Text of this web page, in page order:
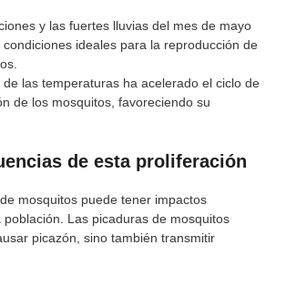
y las fuertes lluvias del mes de mayo
condiciones ideales para la reproducción de
de las temperaturas ha acelerado el ciclo de
de los mosquitos, favoreciendo su
de esta proliferación
mosquitos puede tener impactos
población. Las picaduras de mosquitos
picazón, sino también transmitir